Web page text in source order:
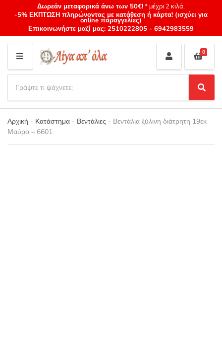
Δωρεάν μεταφορικά άνω των 50€!* μέχρι 2 κιλά.
-5% ΕΚΠΤΩΣΗ πληρώνοντας με κατάθεση ή κάρτα! (ισχύει για
online παραγγελίες)
Επικοινωνήστε μαζί μας: 2510222805 - 6942983559
M
E
N
U
Category
name
a
r
c
h
p
S
e
a
r
0
Αρχική - Κατάστημα - Βεντάλιες - Βεντάλια ξύλινη διάτρητη 19εκ
Μαύρο – 6601